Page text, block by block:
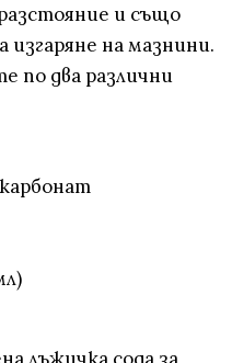
и също
на мазнини.
по два различни
лъжичка сода за